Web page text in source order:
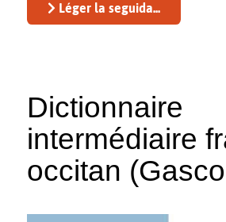
Léger la seguida...
Dictionnaire
intermédiaire
occitan